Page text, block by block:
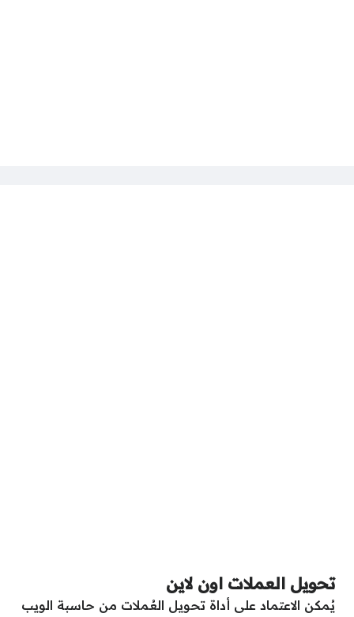
تحويل العملات اون لاين
يُمكن الاعتماد على أداة تحويل العُملات من حاسبة الويب